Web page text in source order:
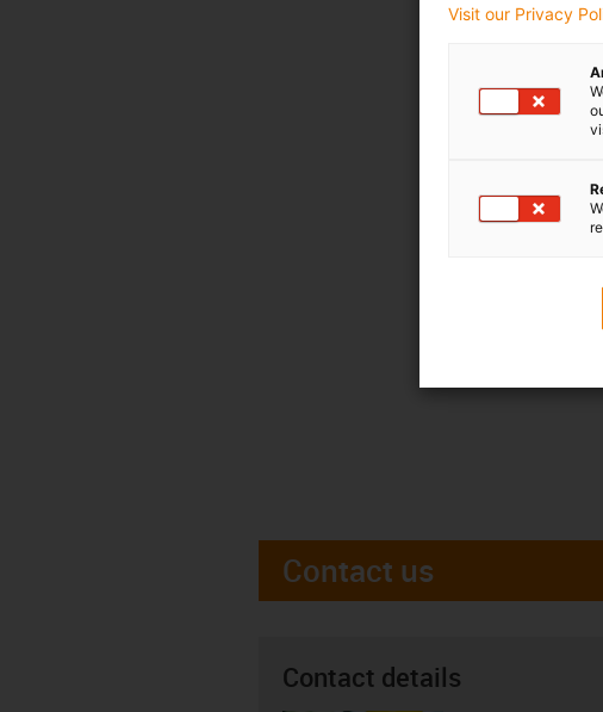
Contact us
Contact details
Visit our Privacy